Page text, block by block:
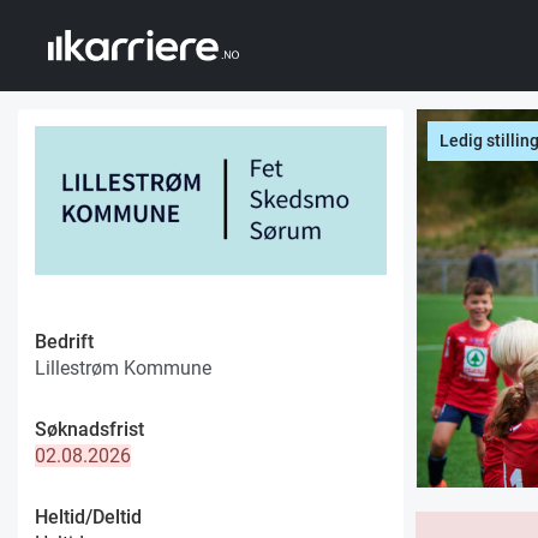
Bedrift
Lillestrøm Kommune
Søknadsfrist
02.08.2026
Heltid/Deltid
Ledig stilling